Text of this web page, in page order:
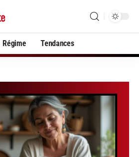
Régime Tendances